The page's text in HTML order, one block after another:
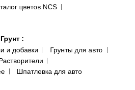
цветов NCS
:
и добавки
Грунты для авто
Шпатлевка для авто